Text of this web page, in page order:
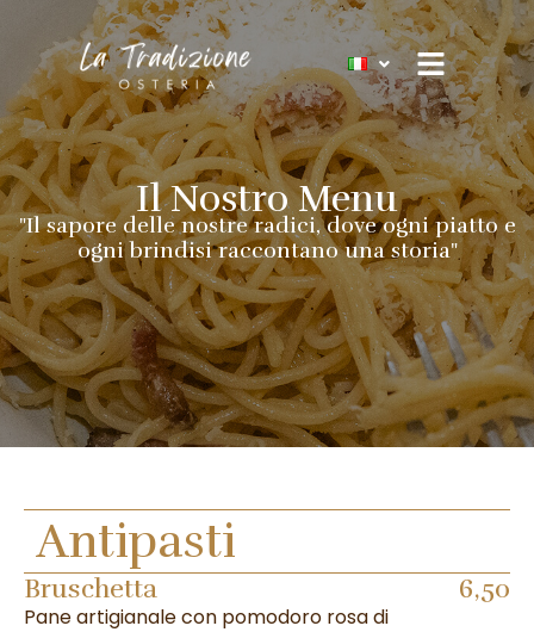
contenuto
Il Nostro Menu
"Il sapore delle nostre radici, dove ogni piatto e
ogni brindisi raccontano una storia"
Antipasti
Bruschetta
Pane artigianale con pomodoro rosa di
6,50